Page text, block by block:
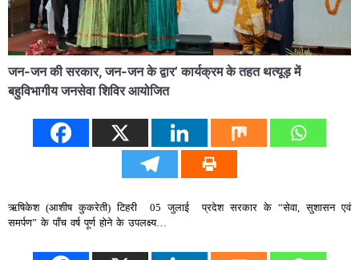
जन-जन की सरकार, जन-जन के द्वार’ कार्यक्रम के तहत थत्यूड़ में
बहुविभागीय जनसेवा शिविर आयोजित
ऋषिकेश (आशीष कुकरेती) टिहरी 05 जुलाई प्रदेश सरकार के “सेवा, सुशासन एवं
समर्पण” के पाँच वर्ष पूर्ण होने के उपलक्ष्य…